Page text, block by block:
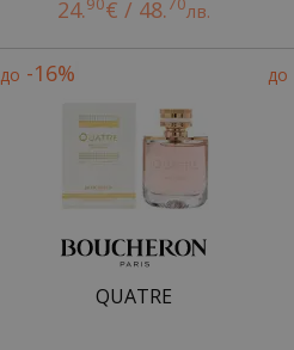
24. € / 48. лв.
до -16%
QUATRE
до